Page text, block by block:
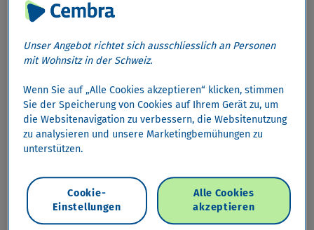
Unser Angebot richtet sich ausschliesslich an Personen
mit Wohnsitz in der Schweiz.
Wenn Sie auf „Alle Cookies akzeptieren“ klicken, stimmen
Sie der Speicherung von Cookies auf Ihrem Gerät zu, um
die Websitenavigation zu verbessern, die Websitenutzung
zu analysieren und unsere Marketingbemühungen zu
unterstützen.
Alle Cookies
akzeptieren
Cookie-
Einstellungen